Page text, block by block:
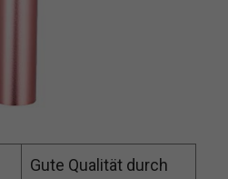
Gute Qualität durch